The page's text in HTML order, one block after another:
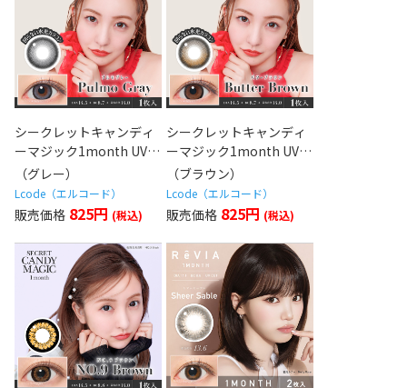
シークレットキャンディ
ーマジック1month UV
プルモグレー
（グレー）
Lcode（エルコード）
825円
シークレットキャンディ
ーマジック1month UV
バターブラウン
（ブラウン）
Lcode（エルコード）
825円